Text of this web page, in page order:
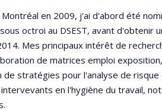
en 2009, j'ai d'abord été
octroi au DSEST, avant
Mes principaux intérêt de
de matrices emploi
de stratégies pour l'analyse de
en l'hygiène du travail,